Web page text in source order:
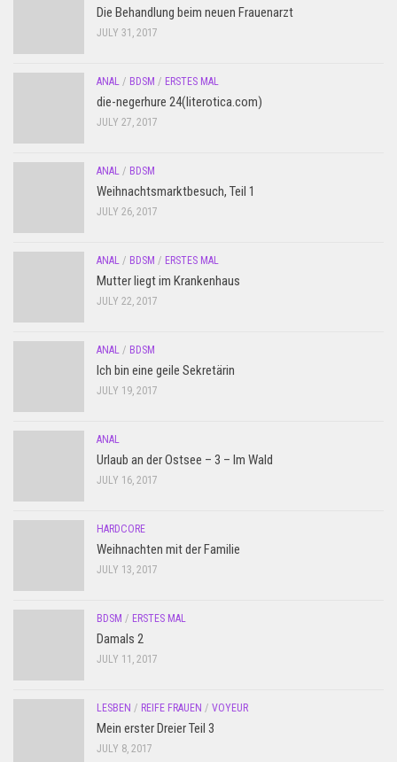
Die Behandlung beim neuen Frauenarzt
JULY 31, 2017
ANAL / BDSM / ERSTES MAL
die-negerhure 24(literotica.com)
JULY 27, 2017
ANAL / BDSM
Weihnachtsmarktbesuch, Teil 1
JULY 26, 2017
ANAL / BDSM / ERSTES MAL
Mutter liegt im Krankenhaus
JULY 22, 2017
ANAL / BDSM
Ich bin eine geile Sekretärin
JULY 19, 2017
ANAL
Urlaub an der Ostsee – 3 – Im Wald
JULY 16, 2017
HARDCORE
Weihnachten mit der Familie
JULY 13, 2017
BDSM / ERSTES MAL
Damals 2
JULY 11, 2017
LESBEN / REIFE FRAUEN / VOYEUR
Mein erster Dreier Teil 3
JULY 8, 2017